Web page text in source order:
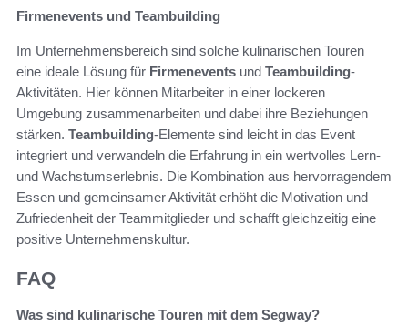
Firmenevents und Teambuilding
Im Unternehmensbereich sind solche kulinarischen Touren
eine ideale Lösung für Firmenevents und Teambuilding-
Aktivitäten. Hier können Mitarbeiter in einer lockeren
Umgebung zusammenarbeiten und dabei ihre Beziehungen
stärken. Teambuilding-Elemente sind leicht in das Event
integriert und verwandeln die Erfahrung in ein wertvolles Lern-
und Wachstumserlebnis. Die Kombination aus hervorragendem
Essen und gemeinsamer Aktivität erhöht die Motivation und
Zufriedenheit der Teammitglieder und schafft gleichzeitig eine
positive Unternehmenskultur.
FAQ
Was sind kulinarische Touren mit dem Segway?